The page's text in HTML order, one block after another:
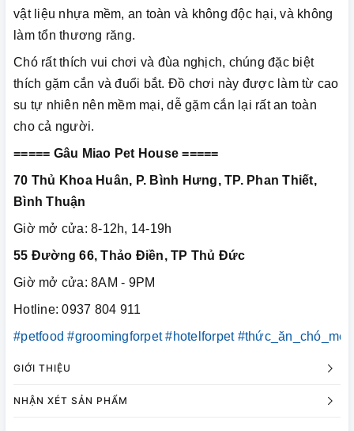
vật liệu nhựa mềm, an toàn và không độc hại, và không
làm tổn thương răng.
Chó rất thích vui chơi và đùa nghịch, chúng đặc biệt
thích gặm cắn và đuổi bắt. Đồ chơi này được làm từ cao
su tự nhiên nên mềm mại, dễ gặm cắn lại rất an toàn
cho cả người.
===== Gâu Miao Pet House =====
70 Thủ Khoa Huân, P. Bình Hưng, TP. Phan Thiết,
Bình Thuận
Giờ mở cửa: 8-12h, 14-19h
55 Đường 66, Thảo Điền, TP Thủ Đức
Giờ mở cửa: 8AM - 9PM
Hotline: 0937 804 911
#petfood #groomingforpet #hotelforpet #thức_ăn_chó_mèo
GIỚI THIỆU
NHẬN XÉT SẢN PHẨM